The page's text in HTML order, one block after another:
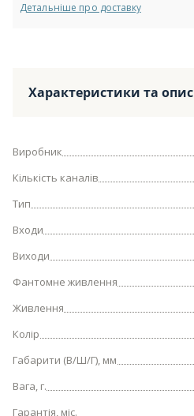
Детальніше про доставку
Характеристики та опис
Виробник
Кількість каналів
Тип
Входи
Виходи
Фантомне живлення
Живлення
Колір
Габарити (В/Ш/Г), мм
Вага, г.
Гарантія, міс.